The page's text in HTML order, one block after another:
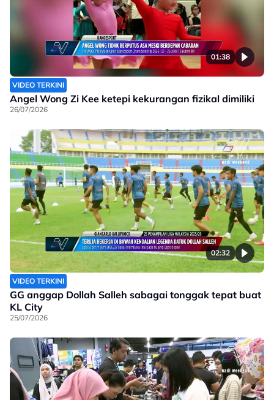
01:38
VIDEO TERKINI
Angel Wong Zi Kee ketepi kekurangan fizikal dimiliki
26/07/2026
02:32
VIDEO TERKINI
GG anggap Dollah Salleh sabagai tonggak tepat buat
KL City
25/07/2026